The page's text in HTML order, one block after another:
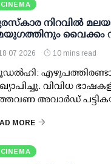
CINEMA
നിറവിൽ
വൈക്കം
07 2026 10 mins read
വിവിധ
അവാർഡ്
MORE
CINEMA